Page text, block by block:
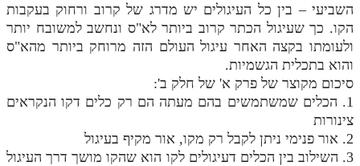
השביעי – בין כל העיגולים יש מדרג של קרוב ורחוק בעקבות
הקו. כך שעיגול הכתר קרוב ביותר לא"ס ונחשב למשובח יותר
ולעומתו בקצה האחר עיגול העולם הזה מרוחק ביותר מהא"ס
והוא בתכלית הגשמיות.
סיכום מקוצר של פרק א' של חלק ב':
1. הכלים שמשתמשים בהם מעתה הם רק כלים דקו הנקראים
צינורות
2. אור פנימי ניתן לקבל רק מקו, אור מקיף בעיגול
3. השילוב בין הכלים דעיגולים לקו הוא שהקו מושך דרך העיגול